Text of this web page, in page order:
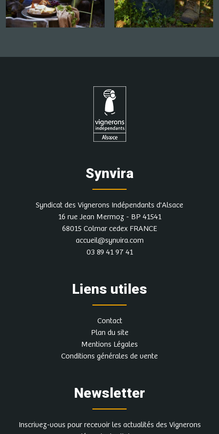
Synvira
Syndicat des Vignerons Indépendants d'Alsace
16 rue Jean Mermoz - BP 41541
68015 Colmar cedex FRANCE
accueil@synvira.com
03 89 41 97 41
Liens utiles
Contact
Plan du site
Mentions Légales
Conditions générales de vente
Newsletter
Inscrivez-vous pour recevoir les actualités des Vignerons